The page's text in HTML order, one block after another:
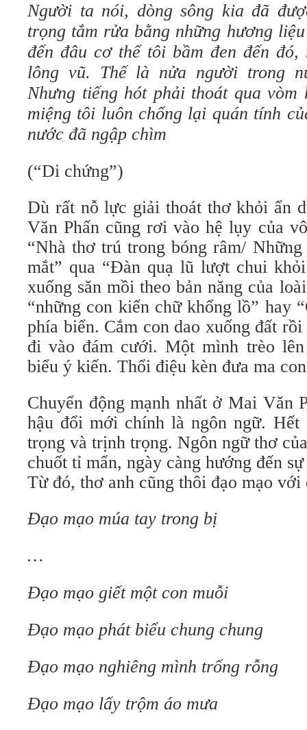
Người ta nói, dòng sông kia đã
trọng tắm rửa bằng những hương
đến đâu cơ thể tôi bầm đen đến
lông vũ. Thế là nửa người trong
Nhưng tiếng hót phải thoát qua
miệng tôi luôn chống lại quán tính
nước đã ngập chìm
(“Di chứng”)
Dù rất nỗ lực giải thoát thơ khỏi ẩn
Văn Phấn cũng rơi vào hệ lụy của
“Nhà thơ trú trong bóng râm/
mắt” qua “Đàn quạ lũ lượt chui
xuống săn mồi theo bản năng của
“những con kiến chữ khổng lồ” hay
phía biển. Cắm con dao xuống đất
đi vào đám cưới. Một mình trèo
biểu ý kiến. Thổi điệu kèn đưa ma
Chuyển động mạnh nhất ở Mai Văn
hậu đổi mới chính là ngôn ngữ. Hết
trọng và trịnh trọng. Ngôn ngữ thơ
chuốt tỉ mẩn, ngày càng hướng đến
Từ đó, thơ anh cũng thôi đạo mạo với
Đạo mạo múa tay trong bị
…
Đạo mạo giết một con muỗi
Đạo mạo phát biểu chung chung
Đạo mạo nghiêng mình trống rỗng
Đạo mạo lấy trộm áo mưa